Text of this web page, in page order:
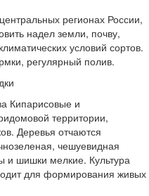
регионах России,
надел земли, почву,
условий сортов.
регулярный полив.
Кипарисовые и
территории,
Деревья отчаются
чешуевидная
и шишки мелкие. Культура
для формирования живых